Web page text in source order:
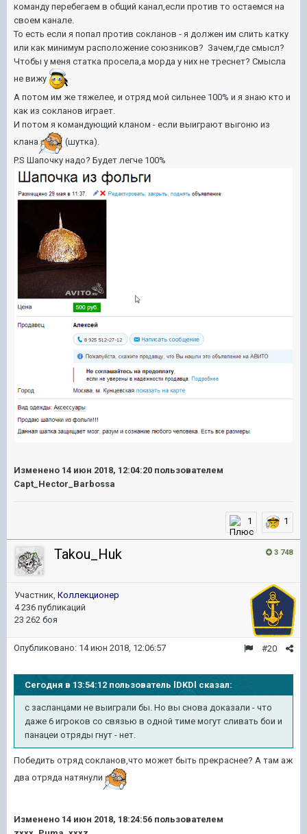
команду перебегаем в общий канал,если против то остаемся на
своем канале.
То есть если я попал против сокланов - я должен им слить катку
или как минимум расположение союзников? Зачем,где смысл?
Чтобы у меня статка просела,а морда у них не треснет? Смысла
не вижу
А потом им же тяжелее, и отряд мой сильнее 100% и я знаю кто и
как из сокланов играет.
И потом я командующий кланом - если выиграют выгоню из
клана
(шутка).
P.S Шапочку надо? Будет легче 100%
Изменено 14 июн 2018, 12:04:20 пользователем
Capt_Hector_Barbossa
1 1
3 748
Takou_Huk
Участник, Коллекционер
4 236 публикаций
23 262 боя
#20
Опубликовано: 14 июн 2018, 12:06:57
Сегодня в 13:54:12 пользователь lDKDl сказал:
с засланцами не выиграли бы. Но вы снова доказали - что
даже 6 игроков со связью в одной тиме могут сливать бои и
панацеи отряды гнут - нет.
Победить отряд сокланов,что может быть прекраснее? А там аж
два отряда натянули
Изменено 14 июн 2018, 18:24:56 пользователем